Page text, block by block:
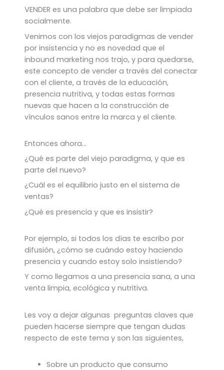
VENDER es una palabra que debe ser limpiada
socialmente.
Venimos con los viejos paradigmas de vender
por insistencia y no es novedad que el
inbound marketing nos trajo, y para quedarse,
este concepto de vender a través del conectar
con el cliente, a través de la educación,
presencia nutritiva, y todas estas formas
nuevas que hacen a la construcción de
vínculos sanos entre la marca y el cliente.
Entonces ahora…
¿Qué es parte del viejo paradigma, y que es
parte del nuevo?
¿Cuál es el equilibrio justo en el sistema de
ventas?
¿Qué es presencia y que es insistir?
Por ejemplo, si todos los días te escribo por
difusión, ¿cómo se cuándo estoy haciendo
presencia y cuando estoy solo insistiendo?
Y como llegamos a una presencia sana, a una
venta limpia, ecológica y nutritiva.
Les voy a dejar algunas preguntas claves que
pueden hacerse siempre que tengan dudas
respecto de este tema y son las siguientes,
Sobre un producto que consumo